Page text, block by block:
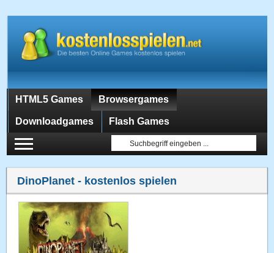
HTML5 Games Browsergames
Downloadgames Flash Games
DinoPlanet - kostenlos spielen